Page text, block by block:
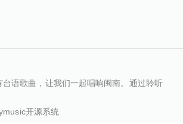
语歌曲，让我们一起唱响闽南。通过聆听
开源系统